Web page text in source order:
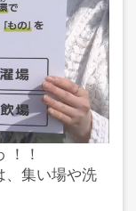
！！
、集い場や洗